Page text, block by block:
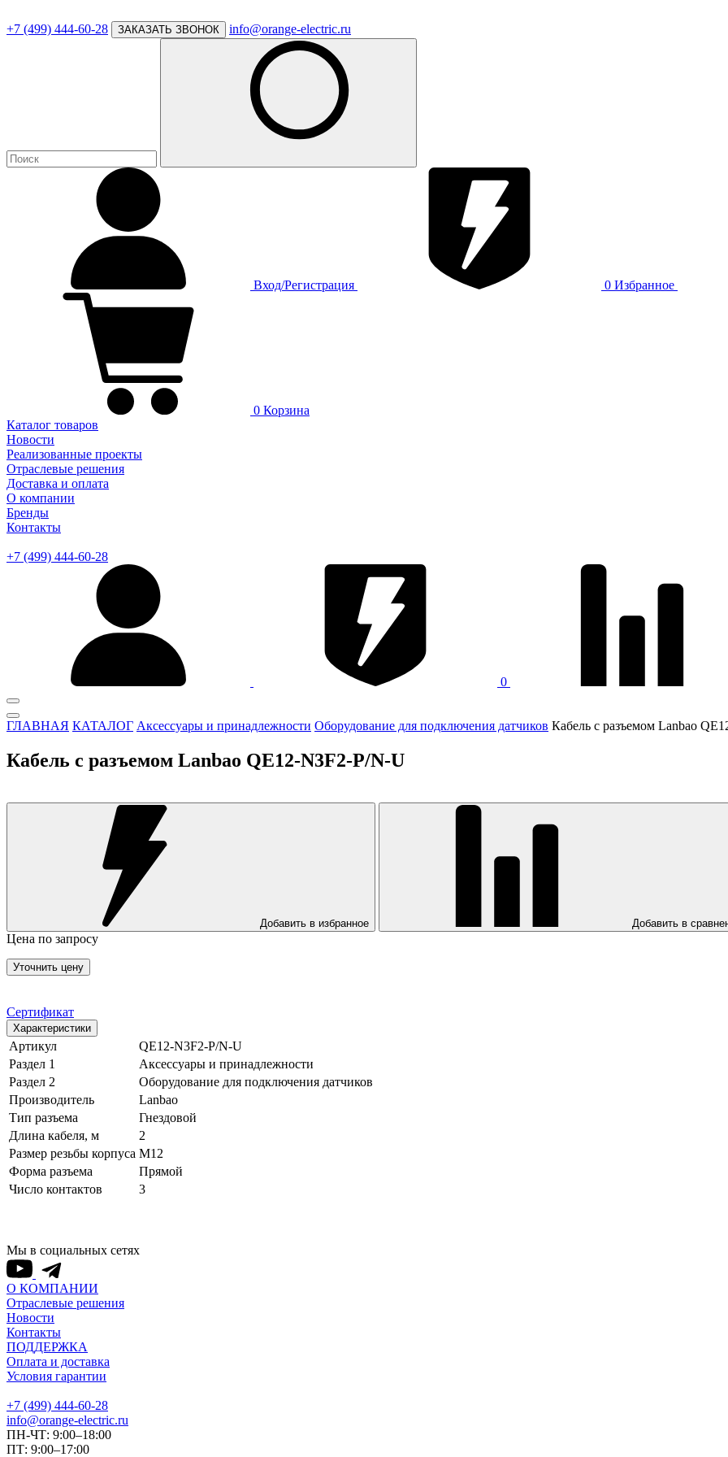
+7 (499) 444-60-28 ЗАКАЗАТЬ ЗВОНОК info@orange-electric.ru
Вход/Регистрация 0 Избранное
0 Корзина
Каталог товаров
Новости
Реализованные проекты
Отраслевые решения
Доставка и оплата
О компании
Бренды
Контакты
+7 (499) 444-60-28
0
ГЛАВНАЯ КАТАЛОГ Аксессуары и принадлежности Оборудование для подключения датчиков Кабель с разъемом Lanbao
Кабель с разъемом Lanbao QE12-N3F2-P/N-U
Добавить в избранное Добавить в
Цена по запросу
Уточнить цену
Сертификат
Характеристики
Артикул
QE12-N3F2-P/N-U
Раздел 1
Аксессуары и принадлежности
Раздел 2
Оборудование для подключения датчиков
Производитель
Lanbao
Тип разъема
Гнездовой
Длина кабеля, м
2
Размер резьбы корпуса M12
Форма разъема
Прямой
Число контактов
3
Мы в социальных сетях
О КОМПАНИИ
Отраслевые решения
Новости
Контакты
ПОДДЕРЖКА
Оплата и доставка
Условия гарантии
+7 (499) 444-60-28
info@orange-electric.ru
ПН-ЧТ: 9:00–18:00
ПТ: 9:00–17:00